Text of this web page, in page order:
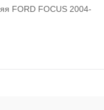
FORD FOCUS 2004-